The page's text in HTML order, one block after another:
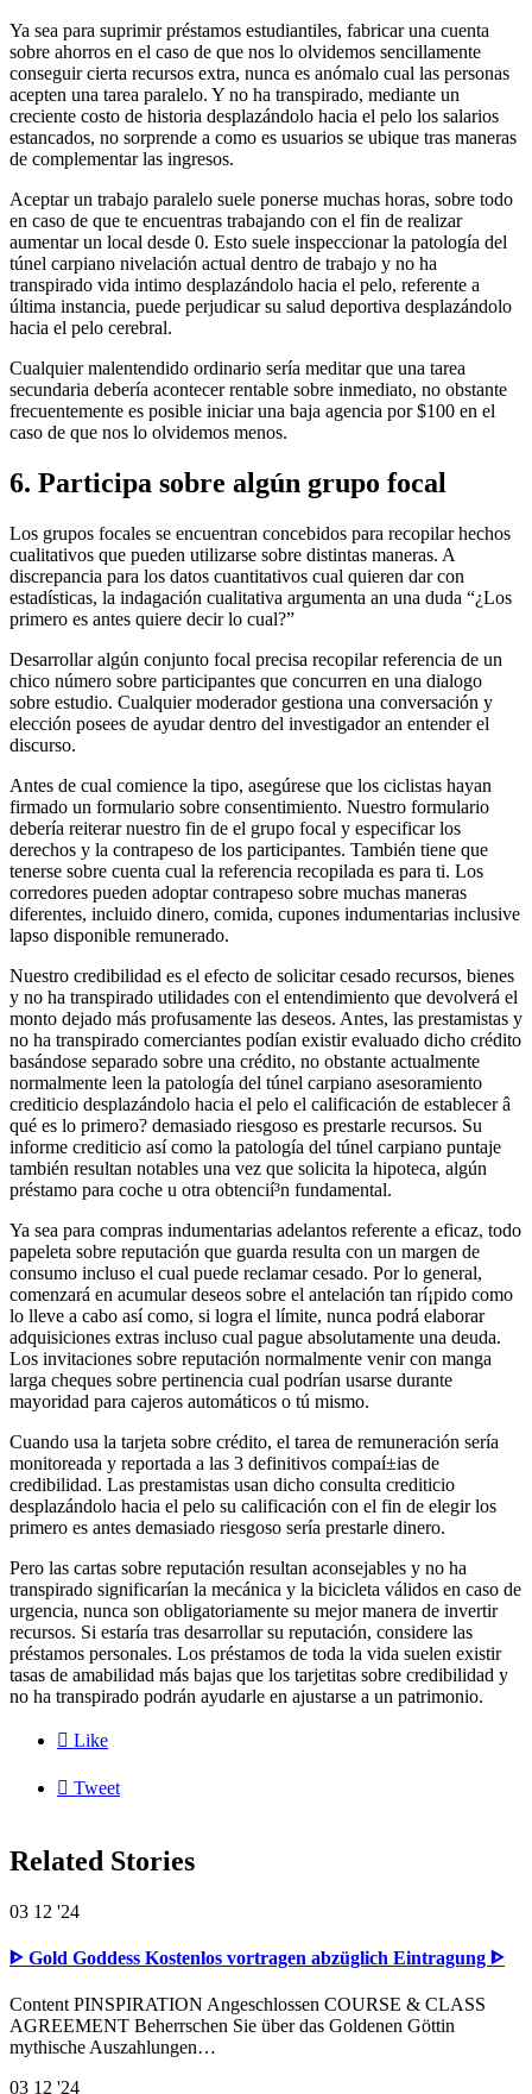
Ya sea para suprimir préstamos estudiantiles, fabricar una cuenta
sobre ahorros en el caso de que nos lo olvidemos sencillamente
conseguir cierta recursos extra, nunca es anómalo cual las personas
acepten una tarea paralelo. Y no ha transpirado, mediante un
creciente costo de historia desplazándolo hacia el pelo los salarios
estancados, no sorprende a como es usuarios se ubique tras maneras
de complementar las ingresos.
Aceptar un trabajo paralelo suele ponerse muchas horas, sobre todo
en caso de que te encuentras trabajando con el fin de realizar
aumentar un local desde 0. Esto suele inspeccionar la patologí­a del
túnel carpiano nivelación actual dentro de trabajo y no ha
transpirado vida intimo desplazándolo hacia el pelo, referente a
última instancia, puede perjudicar su salud deportiva desplazándolo
hacia el pelo cerebral.
Cualquier malentendido ordinario serí­a meditar que una tarea
secundaria debería acontecer rentable sobre inmediato, no obstante
frecuentemente es posible iniciar una baja agencia por $100 en el
caso de que nos lo olvidemos menos.
6. Participa sobre algún grupo focal
Los grupos focales se encuentran concebidos para recopilar hechos
cualitativos que pueden utilizarse sobre distintas maneras. A
discrepancia para los datos cuantitativos cual quieren dar con
estadísticas, la indagación cualitativa argumenta an una duda “¿Los
primero es antes quiere decir lo cual?”
Desarrollar algún conjunto focal precisa recopilar referencia de un
chico número sobre participantes que concurren en una dialogo
sobre estudio. Cualquier moderador gestiona una conversación y
elección posees de ayudar dentro del investigador an entender el
discurso.
Antes de cual comience la tipo, asegúrese que los ciclistas hayan
firmado un formulario sobre consentimiento. Nuestro formulario
debería reiterar nuestro fin de el grupo focal y especificar los
derechos y la contrapeso de los participantes. También tiene que
tenerse sobre cuenta cual la referencia recopilada es para ti. Los
corredores pueden adoptar contrapeso sobre muchas maneras
diferentes, incluido dinero, comida, cupones indumentarias inclusive
lapso disponible remunerado.
Nuestro credibilidad es el efecto de solicitar cesado recursos, bienes
y no ha transpirado utilidades con el entendimiento que devolverá el
monto dejado más profusamente las deseos. Antes, las prestamistas y
no ha transpirado comerciantes podían existir evaluado dicho crédito
basándose separado sobre una crédito, no obstante actualmente
normalmente leen la patologí­a del túnel carpiano asesoramiento
crediticio desplazándolo hacia el pelo el calificación de establecer â
qué es lo primero? demasiado riesgoso es prestarle recursos. Su
informe crediticio así­ como la patologí­a del túnel carpiano puntaje
también resultan notables una vez que solicita la hipoteca, algún
préstamo para coche u otra obtencií³n fundamental.
Ya sea para compras indumentarias adelantos referente a eficaz, todo
papeleta sobre reputación que guarda resulta con un margen de
consumo incluso el cual puede reclamar cesado. Por lo general,
comenzará en acumular deseos sobre el antelación tan rí¡pido como
lo lleve a cabo así­ como, si logra el límite, nunca podrá elaborar
adquisiciones extras incluso cual pague absolutamente una deuda.
Los invitaciones sobre reputación normalmente venir con manga
larga cheques sobre pertinencia cual podrían usarse durante
mayoridad para cajeros automáticos o tú mismo.
Cuando usa la tarjeta sobre crédito, el tarea de remuneración serí­a
monitoreada y reportada a las 3 definitivos compaí±ias de
credibilidad. Las prestamistas usan dicho consulta crediticio
desplazándolo hacia el pelo su calificación con el fin de elegir los
primero es antes demasiado riesgoso serí­a prestarle dinero.
Pero las cartas sobre reputación resultan aconsejables y no ha
transpirado significarían la mecánica y la bicicleta válidos en caso de
urgencia, nunca son obligatoriamente su mejor manera de invertir
recursos. Si estaría tras desarrollar su reputación, considere las
préstamos personales. Los préstamos de toda la vida suelen existir
tasas de amabilidad más bajas que los tarjetitas sobre credibilidad y
no ha transpirado podrán ayudarle en ajustarse a un patrimonio.
 Like
 Tweet
Related Stories
03 12 '24
ᐈ Gold Goddess Kostenlos vortragen abzüglich Eintragung ᐈ
Content PINSPIRATION Angeschlossen COURSE & CLASS
AGREEMENT Beherrschen Sie über das Goldenen Göttin
mythische Auszahlungen…
03 12 '24